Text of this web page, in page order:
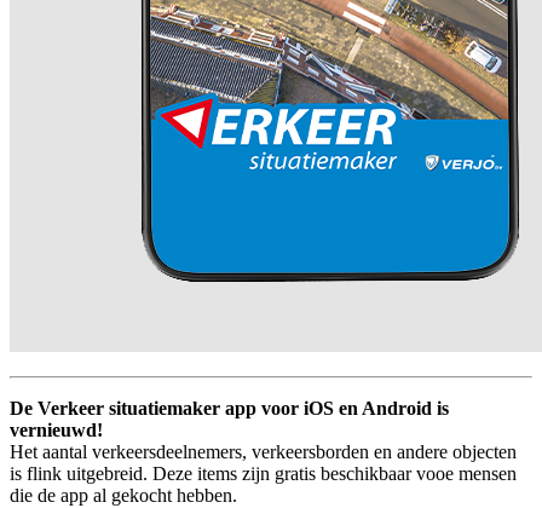
De Verkeer situatiemaker app voor iOS en Android is
vernieuwd!
Het aantal verkeersdeelnemers, verkeersborden en andere objecten
is flink uitgebreid. Deze items zijn gratis beschikbaar vooe mensen
die de app al gekocht hebben.